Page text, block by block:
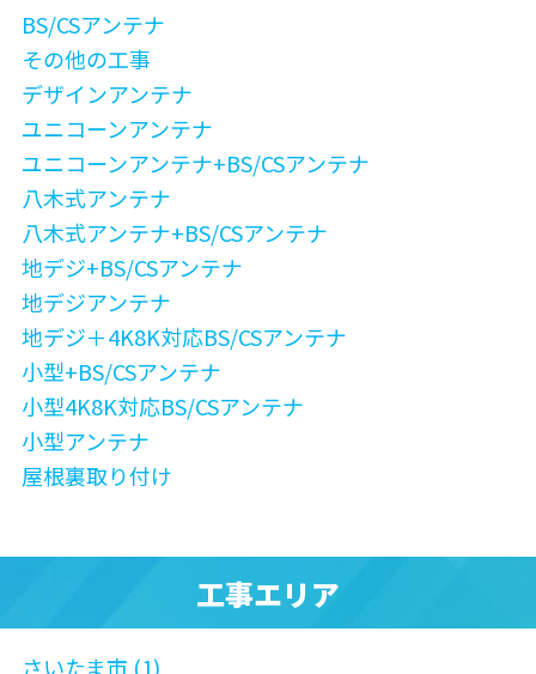
BS/CSアンテナ
その他の工事
デザインアンテナ
ユニコーンアンテナ
ユニコーンアンテナ+BS/CSアンテナ
八木式アンテナ
八木式アンテナ+BS/CSアンテナ
地デジ+BS/CSアンテナ
地デジアンテナ
地デジ＋4K8K対応BS/CSアンテナ
小型+BS/CSアンテナ
小型4K8K対応BS/CSアンテナ
小型アンテナ
屋根裏取り付け
工事エリア
さいたま市 (1)